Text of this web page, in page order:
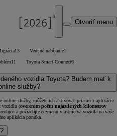
Otvoriť menu
13 Verejné nabíjanie1
11 Toyota Smart Connect6
vozidla Toyota? Budem mať k
služby?
online služby, môžete ich aktivovať priamo z aplikácie
vozidlu (overením počtu najazdených kilometrov
a požiadajte o zmenu vlastníctva vozidla na vaše
aplikácia ponúka.